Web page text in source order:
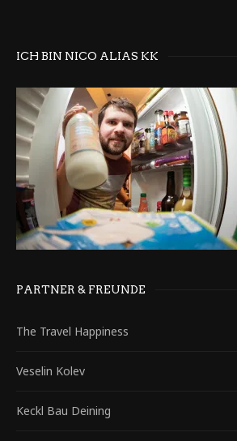
ICH BIN NICO ALIAS KK
PARTNER & FREUNDE
The Travel Happiness
Veselin Kolev
Keckl Bau Deining